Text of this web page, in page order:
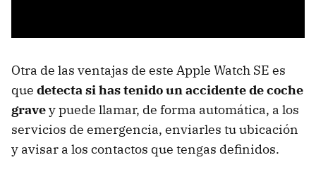
Otra de las ventajas de este Apple Watch SE es
que detecta si has tenido un accidente de coche
gravey puede llamar, de forma automática, a los
servicios de emergencia, enviarles tu ubicación
y avisar a los contactos que tengas definidos.